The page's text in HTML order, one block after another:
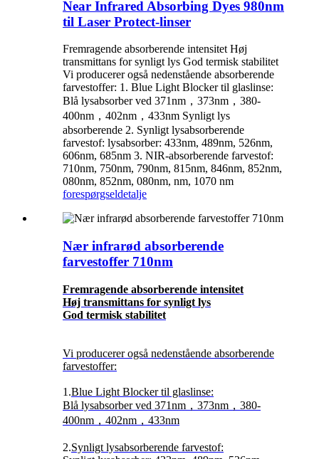
Near Infrared Absorbing Dyes 980nm
til Laser Protect-linser
Fremragende absorberende intensitet Høj
transmittans for synligt lys God termisk stabilitet
Vi producerer også nedenstående absorberende
farvestoffer: 1. Blue Light Blocker til glaslinse:
Blå lysabsorber ved 371nm，373nm，380-
400nm，402nm，433nm Synligt lys
absorberende 2. Synligt lysabsorberende
farvestof: lysabsorber: 433nm, 489nm, 526nm,
606nm, 685nm 3. NIR-absorberende farvestof:
710nm, 750nm, 790nm, 815nm, 846nm, 852nm,
080nm, 852nm, 080nm, nm, 1070 nm
forespørgseldetalje
Nær infrarød absorberende
farvestoffer 710nm
Fremragende absorberende intensitet
Høj transmittans for synligt lys
God termisk stabilitet
Vi producerer også nedenstående absorberende
farvestoffer:
1.Blue Light Blocker til glaslinse:
Blå lysabsorber ved 371nm，373nm，380-
400nm，402nm，433nm
2.Synligt lysabsorberende farvestof: